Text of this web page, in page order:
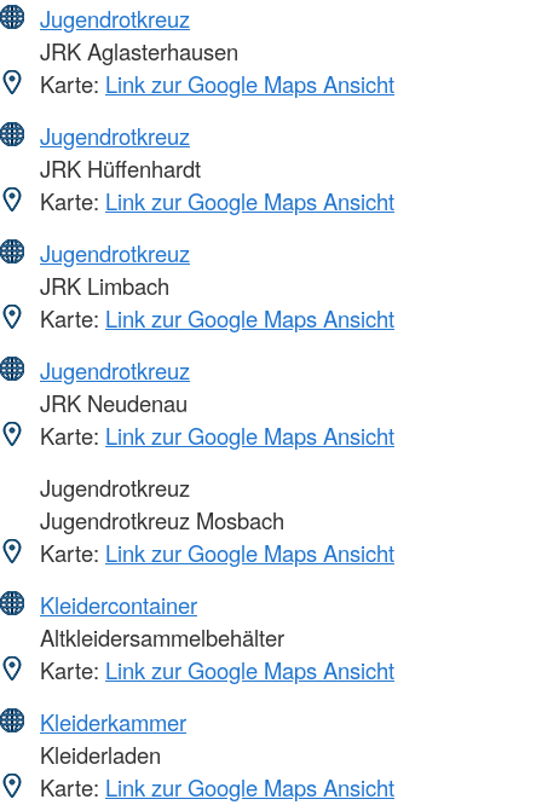
Jugendrotkreuz
JRK Aglasterhausen
Karte: Link zur Google Maps Ansicht
Jugendrotkreuz
JRK Hüffenhardt
Karte: Link zur Google Maps Ansicht
Jugendrotkreuz
JRK Limbach
Karte: Link zur Google Maps Ansicht
Jugendrotkreuz
JRK Neudenau
Karte: Link zur Google Maps Ansicht
Jugendrotkreuz
Jugendrotkreuz Mosbach
Karte: Link zur Google Maps Ansicht
Kleidercontainer
Altkleidersammelbehälter
Karte: Link zur Google Maps Ansicht
Kleiderkammer
Kleiderladen
Karte: Link zur Google Maps Ansicht